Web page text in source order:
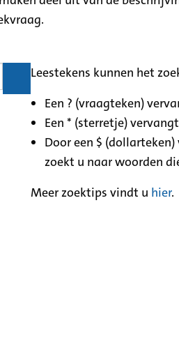
Leestekens kunnen het
Een ? (vraagteken)
Een * (sterretje)
Door een $
zoekt u naar woorden
Meer zoektips vindt u hier.